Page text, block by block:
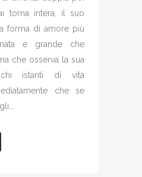
torna intera, il suo
forma di amore più
e grande che
che osserva la sua
istanti di vita
che se